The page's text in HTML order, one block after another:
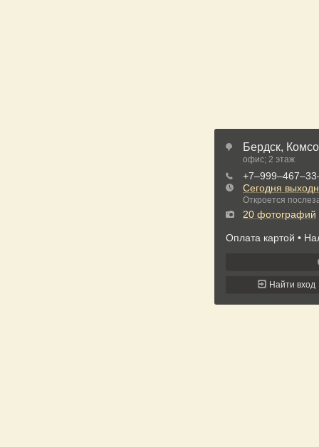
Бердск,
офис; 2 этаж
Сегодня
Откроется
20 фотографий
Оплата картой
Найти вход